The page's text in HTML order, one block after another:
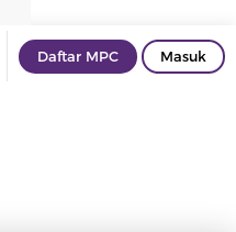
Daftar MPC Masuk